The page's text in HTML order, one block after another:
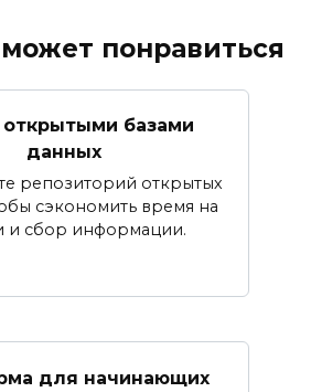
понравиться
открытыми базами
данных
репозиторий открытых
сэкономить время на
и сбор информации.
для начинающих